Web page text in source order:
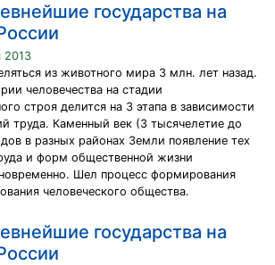
государства на
2013
из животного мира 3 млн. лет назад.
человечества на стадии
строя делится на 3 этапа в зависимости
труда. Каменный век (3 тысячелетие до
в разных районах Земли появление тех
и форм общественной жизни
Шел процесс формирования
человеческого общества.
государства на